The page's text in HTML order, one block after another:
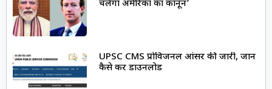
चलेगा अमेरिका का कानून’
UPSC CMS प्रोविजनल आंसर की जारी, जानें
कैसे करें डाउनलोड